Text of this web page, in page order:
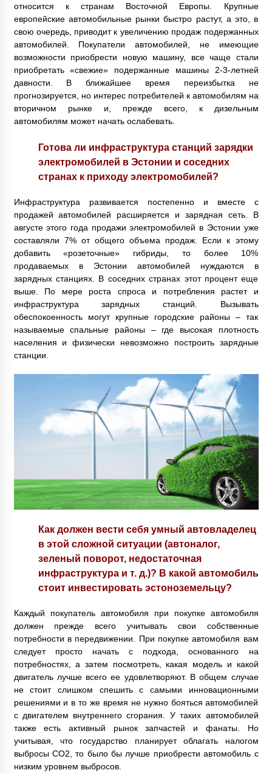
относится к странам Восточной Европы. Крупные
европейские автомобильные рынки быстро растут, а это, в
свою очередь, приводит к увеличению продаж подержанных
автомобилей. Покупатели автомобилей, не имеющие
возможности приобрести новую машину, все чаще стали
приобретать «свежие» подержанные машины 2-3-летней
давности. В ближайшее время переизбытка не
прогнозируется, но интерес потребителей к автомобилям на
вторичном рынке и, прежде всего, к дизельным
автомобилям может начать ослабевать.
Готова ли инфраструктура станций зарядки
электромобилей в Эстонии и соседних
странах к приходу электромобилей?
Инфраструктура развивается постепенно и вместе с
продажей автомобилей расширяется и зарядная сеть. В
августе этого года продажи электромобилей в Эстонии уже
составляли 7% от общего объема продаж. Если к этому
добавить «розеточные» гибриды, то более 10%
продаваемых в Эстонии автомобилей нуждаются в
зарядных станциях. В соседних странах этот процент еще
выше. По мере роста спроса и потребления растет и
инфраструктура зарядных станций. Вызывать
обеспокоенность могут крупные городские районы – так
называемые спальные районы – где высокая плотность
населения и физически невозможно построить зарядные
станции.
Как должен вести себя умный автовладелец
в этой сложной ситуации (автоналог,
зеленый поворот, недостаточная
инфраструктура и т. д.)? В какой автомобиль
стоит инвестировать эстоноземельцу?
Каждый покупатель автомобиля при покупке автомобиля
должен прежде всего учитывать свои собственные
потребности в передвижении. При покупке автомобиля вам
следует просто начать с подхода, основанного на
потребностях, а затем посмотреть, какая модель и какой
двигатель лучше всего ее удовлетворяют. В общем случае
не стоит слишком спешить с самыми инновационными
решениями и в то же время не нужно бояться автомобилей
с двигателем внутреннего сгорания. У таких автомобилей
также есть активный рынок запчастей и фанаты. Но
учитывая, что государство планирует облагать налогом
выбросы CO2, то было бы лучше приобрести автомобиль с
низким уровнем выбросов.